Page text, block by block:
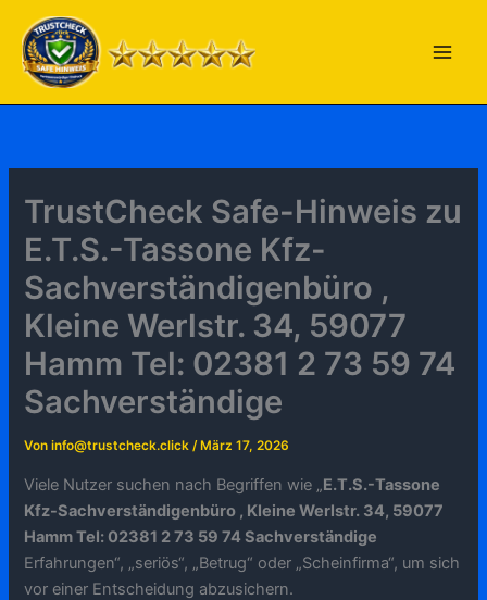
Inhalt
springen
TrustCheck Safe-Hinweis zu
E.T.S.-Tassone Kfz-
Sachverständigenbüro ,
Kleine Werlstr. 34, 59077
Hamm Tel: 02381 2 73 59 74
Sachverständige
Voninfo@trustcheck.click/ März 17, 2026
Viele Nutzer suchen nach Begriffen wie „E.T.S.-Tassone
Kfz-Sachverständigenbüro , Kleine Werlstr. 34, 59077
Hamm Tel: 02381 2 73 59 74 Sachverständige
Erfahrungen“, „seriös“, „Betrug“ oder „Scheinfirma“, um sich
vor einer Entscheidung abzusichern.